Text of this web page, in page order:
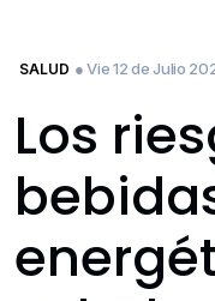
SALUD ● Vie 12 de Julio
Los